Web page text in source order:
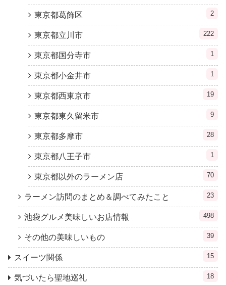
東京都葛飾区 2
東京都立川市 222
東京都国分寺市 1
東京都小金井市 1
東京都西東京市 19
東京都東久留米市 9
東京都多摩市 28
東京都八王子市 1
東京都以外のラーメン店 70
ラーメン訪問のまとめ＆調べてみたこと 23
池袋グルメ美味しいお店情報 498
その他の美味しいもの 39
スイーツ関係 15
気づいたら聖地巡礼 18